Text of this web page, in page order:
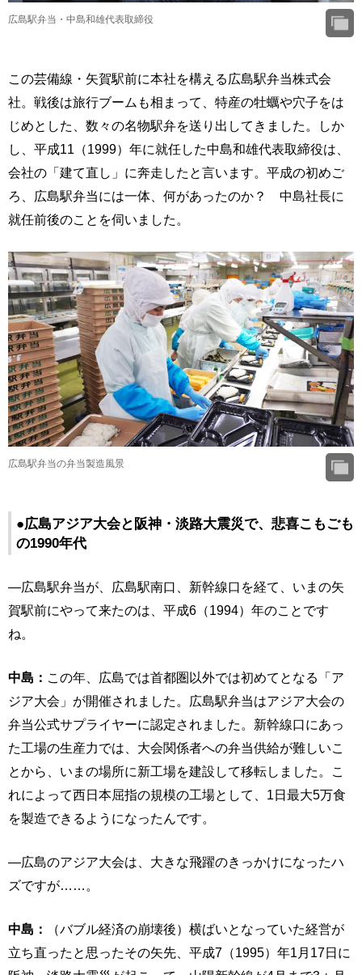
広島駅弁当・中島和雄代表取締役
この芸備線・矢賀駅前に本社を構える広島駅弁当株式会
社。戦後は旅行ブームも相まって、特産の牡蠣や穴子をは
じめとした、数々の名物駅弁を送り出してきました。しか
し、平成11（1999）年に就任した中島和雄代表取締役は、
会社の「建て直し」に奔走したと言います。平成の初めご
ろ、広島駅弁当には一体、何があったのか？ 中島社長に
就任前後のことを伺いました。
広島駅弁当の弁当製造風景
●広島アジア大会と阪神・淡路大震災で、悲喜こもごも
の1990年代
―広島駅弁当が、広島駅南口、新幹線口を経て、いまの矢
賀駅前にやって来たのは、平成6（1994）年のことです
ね。
中島： この年、広島では首都圏以外では初めてとなる「ア
ジア大会」が開催されました。広島駅弁当はアジア大会の
弁当公式サプライヤーに認定されました。新幹線口にあっ
た工場の生産力では、大会関係者への弁当供給が難しいこ
とから、いまの場所に新工場を建設して移転しました。こ
れによって西日本屈指の規模の工場として、1日最大5万食
を製造できるようになったんです。
―広島のアジア大会は、大きな飛躍のきっかけになったハ
ズですが……。
中島：
（バブル経済の崩壊後）横ばいとなっていた経営が
立ち直ったと思ったその矢先、平成7（1995）年1月17日に